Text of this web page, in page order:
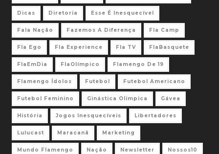
Dicas Diretoria Esse É Inesquecível
Fala Nação Fazemos A Diferença Fla Camp
Fla Ego Fla Experience Fla TV FlaBasquete
FlaEmDia FlaOlímpico Flamengo De 19
Flamengo Ídolos Futebol Futebol Americano
Futebol Feminino Ginástica Olimpica Gávea
História Jogos Inesquecíveis Libertadores
Lulucast Maracanã Marketing
Mundo Flamengo Nação Newsletter Nossos10